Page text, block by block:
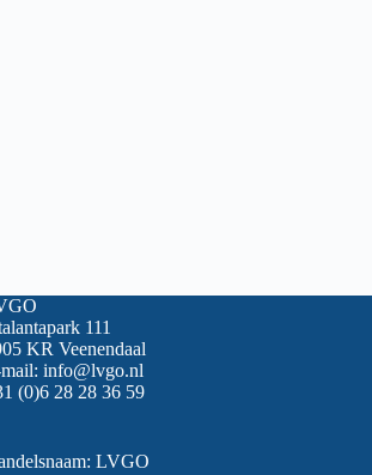
111
KR Veenendaal
info@lvgo.nl
(0)6 28 28 36 59
LVGO